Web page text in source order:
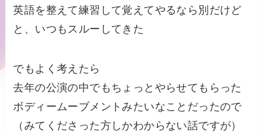
英語を整えて練習して覚えてやるなら別だけど
と、いつもスルーしてきた
でもよく考えたら
去年の公演の中でもちょっとやらせてもらった
ボディームーブメントみたいなことだったので
（みてくださった方しかわからない話ですが）